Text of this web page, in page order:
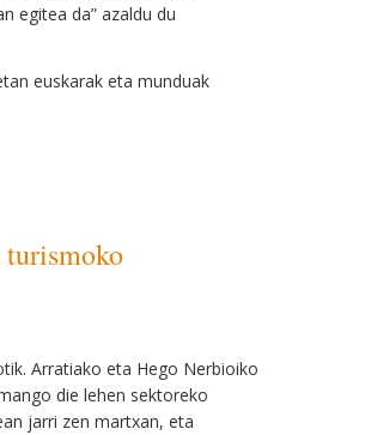
egitea da” azaldu du
euskarak eta munduak
Arratiako eta Hego Nerbioiko
die lehen sektoreko
jarri zen martxan, eta